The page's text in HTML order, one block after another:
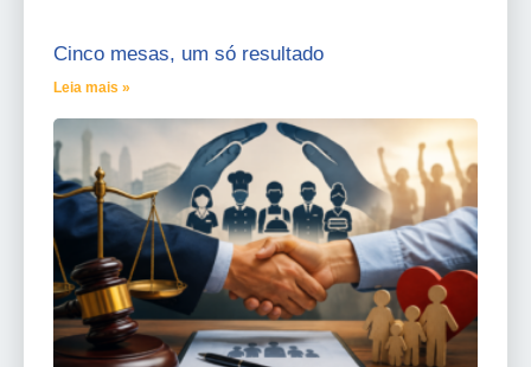
Cinco mesas, um só resultado
Leia mais »